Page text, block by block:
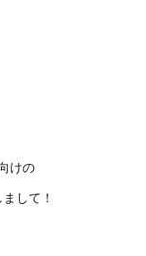
けの
して！